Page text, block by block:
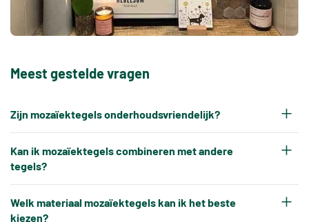
Meest gestelde vragen
Zijn mozaïektegels onderhoudsvriendelijk?
iets meer schoonmaakwerk dan bij grote tegels.
Met goed onderhoud blijven ze lang mooi.
Kan ik mozaïektegels combineren met andere
tegels?
grotere tegels om accenten te creëren en meer
Welk materiaal mozaïektegels kan ik het beste
kiezen?